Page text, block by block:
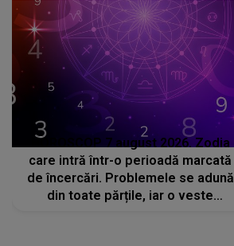
HOROSCOP 7 august 2026. Zodia
care intră într-o perioadă marcată
de încercări. Problemele se adună
din toate părțile, iar o veste